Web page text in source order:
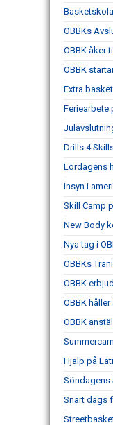
OBBKs
OBBK åker
OBBK
Extra
Feriearbete
Drills 4
Lördagens
Insyn i
Skill Camp
New Body
Nya tag i
OBBKs
OBBK
OBBK
OBBK
Hjälp på
Söndagens
Snart dags